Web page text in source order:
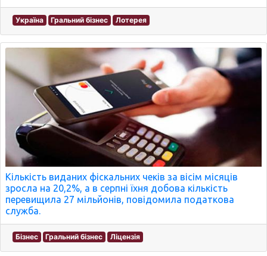
Україна Гральний бізнес Лотерея
Кількість виданих фіскальних чеків за вісім місяців
зросла на 20,2%, а в серпні їхня добова кількість
перевищила 27 мільйонів, повідомила податкова
служба.
Бізнес Гральний бізнес Ліцензія